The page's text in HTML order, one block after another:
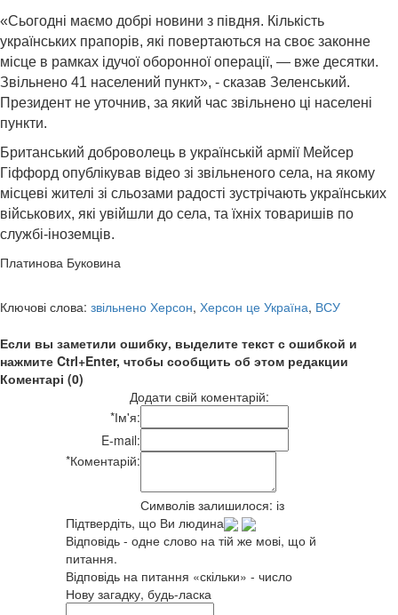
«Сьогодні маємо добрі новини з півдня. Кількість
українських прапорів, які повертаються на своє законне
місце в рамках ідучої оборонної операції, — вже десятки.
Звільнено 41 населений пункт», - сказав Зеленський.
Президент не уточнив, за який час звільнено ці населені
пункти.
Британський доброволець в українській армії Мейсер
Гіффорд опублікував відео зі звільненого села, на якому
місцеві жителі зі сльозами радості зустрічають українських
військових, які увійшли до села, та їхніх товаришів по
службі-іноземців.
Платинова Буковина
Ключові слова: звільнено Херсон, Херсон це Україна, ВСУ
Если вы заметили ошибку, выделите текст с ошибкой и
нажмите Ctrl+Enter, чтобы сообщить об этом редакции
Коментарі (0)
Додати свій коментарій:
*Ім'я:
E-mail:
*Коментарій:
Символів залишилося: із
Підтвердіть, що Ви людина
Відповідь - одне слово на тій же мові, що й
питання.
Відповідь на питання «скільки» - число
Нову загадку, будь-ласка